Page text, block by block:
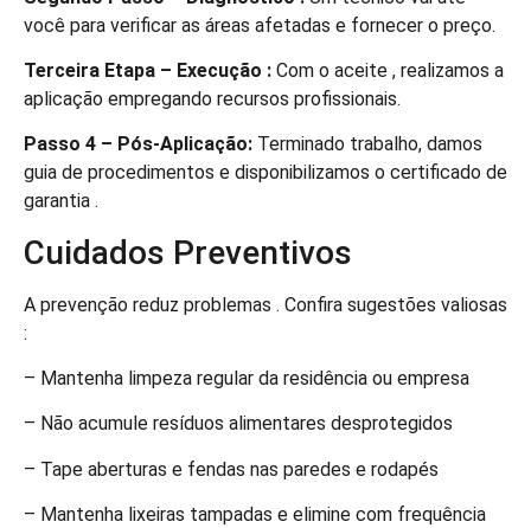
você para verificar as áreas afetadas e fornecer o preço.
Terceira Etapa – Execução : Com o aceite , realizamos a
aplicação empregando recursos profissionais.
Passo 4 – Pós-Aplicação: Terminado trabalho, damos
guia de procedimentos e disponibilizamos o certificado de
garantia .
Cuidados Preventivos
A prevenção reduz problemas . Confira sugestões valiosas
:
– Mantenha limpeza regular da residência ou empresa
– Não acumule resíduos alimentares desprotegidos
– Tape aberturas e fendas nas paredes e rodapés
– Mantenha lixeiras tampadas e elimine com frequência